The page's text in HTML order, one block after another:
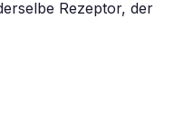
Rezeptor, der